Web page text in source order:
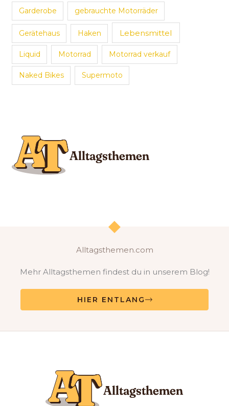
Garderobe gebrauchte Motorräder
Gerätehaus Haken Lebensmittel
Liquid Motorrad Motorrad verkauf
Naked Bikes Supermoto
Alltagsthemen.com
Mehr Alltagsthemen findest du in unserem Blog!
HIER ENTLANG